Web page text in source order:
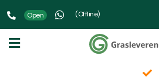
Open (Offline)
Snelle